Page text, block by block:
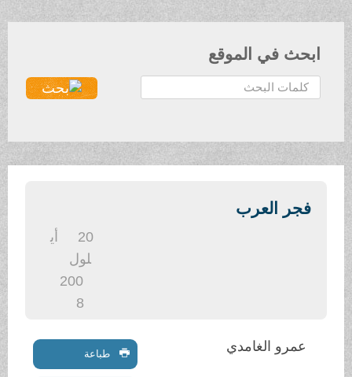
ابحث في الموقع
ح
ث
فجر العرب
20
لول
200
عمرو الغامدي طباعة